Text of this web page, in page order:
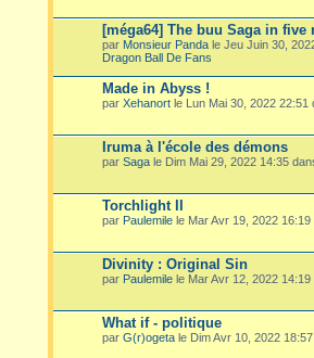
[méga64] The buu Saga in five
par Monsieur Panda le Jeu Juin 30,
Dragon Ball De Fans
Made in Abyss !
par Xehanort le Lun Mai 30, 2022 22:51
Iruma à l'école des démons
par Saga le Dim Mai 29, 2022 14:35
Torchlight II
par Paulemile le Mar Avr 19, 2022
Divinity : Original Sin
par Paulemile le Mar Avr 12, 2022
What if - politique
par G(r)ogeta le Dim Avr 10, 2022